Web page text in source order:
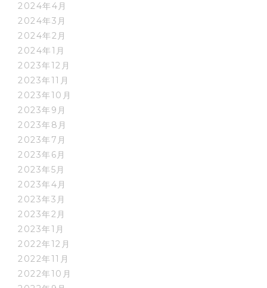
2024年4月
2024年3月
2024年2月
2024年1月
2023年12月
2023年11月
2023年10月
2023年9月
2023年8月
2023年7月
2023年6月
2023年5月
2023年4月
2023年3月
2023年2月
2023年1月
2022年12月
2022年11月
2022年10月